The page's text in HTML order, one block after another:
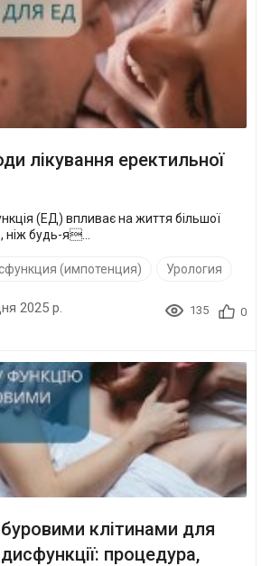
лікування еректильної
(ЕД) впливає на життя більшої
ніж будь-я...
(импотенция) Урология
2025 р. 135 0
клітинами для
процедура,